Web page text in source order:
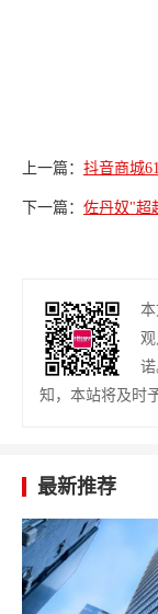
上一篇： 抖音商城
下一篇： 佐丹奴"超
知，本站将及时
最新推荐